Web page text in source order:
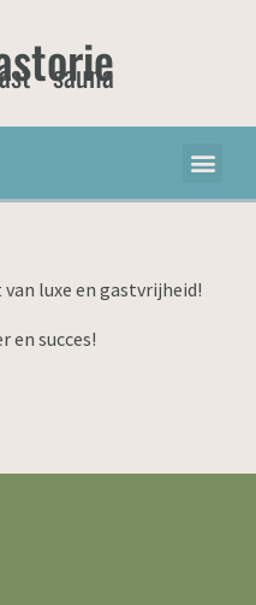
- sauna
luxe en gastvrijheid!
en succes!